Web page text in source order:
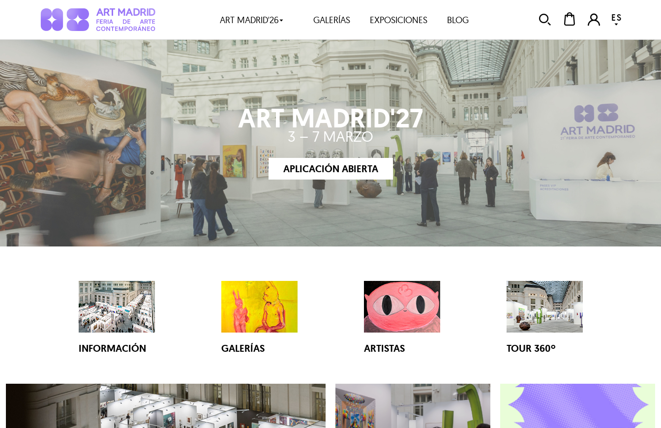
ART MADRID'26 GALERÍAS EXPOSICIONES BLOG ES
ART MADRID'27
3 – 7 MARZO
APLICACIÓN ABIERTA
INFORMACIÓN GALERÍAS ARTISTAS TOUR 360º